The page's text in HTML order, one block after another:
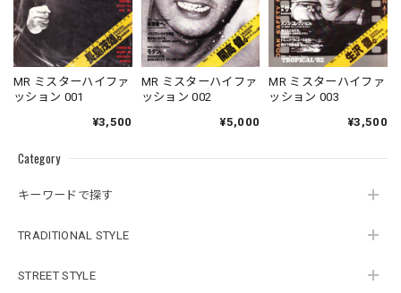
Category
キーワードで探す
TRADITIONAL STYLE
STREET STYLE
MR ミスターハイファ
ッション 001
¥3,500
MR ミスターハイファ
ッション 002
¥5,000
MR ミスターハイファ
ッション 003
¥3,500